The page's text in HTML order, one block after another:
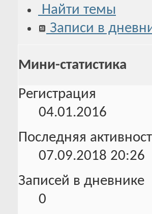
Найти темы
Записи в
Мини-статистика
Регистрация
04.01.2016
Последняя
07.09.2018 20:26
Записей в дневнике
0